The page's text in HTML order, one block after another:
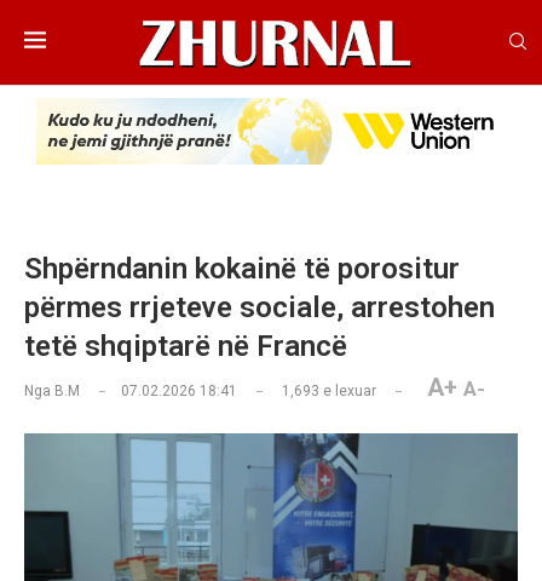
Shpërndanin kokainë të porositur
përmes rrjeteve sociale, arrestohen
tetë shqiptarë në Francë
Nga B.M 07.02.2026 18:41 1,693 e lexuar A+ A-